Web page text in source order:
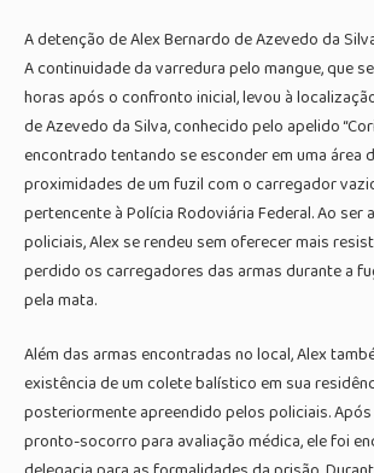
A detenção de Alex Bernardo de Azevedo da
A continuidade da varredura pelo mangue, que
horas após o confronto inicial, levou à
de Azevedo da Silva, conhecido pelo apelido
encontrado tentando se esconder em uma área
proximidades de um fuzil com o carregador
pertencente à Polícia Rodoviária Federal. Ao ser
policiais, Alex se rendeu sem oferecer mais
perdido os carregadores das armas durante a
pela mata.
Além das armas encontradas no local, Alex
existência de um colete balístico em sua
posteriormente apreendido pelos policiais.
pronto-socorro para avaliação médica, ele foi